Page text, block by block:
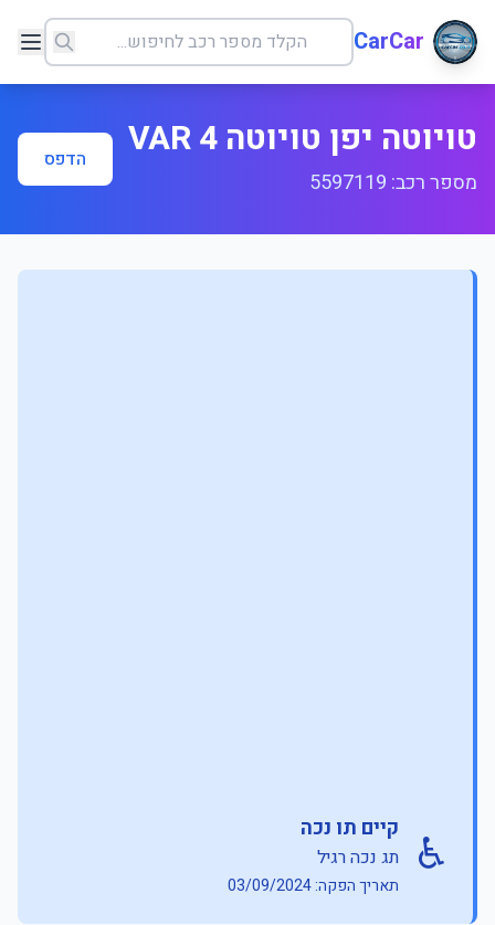
CarCar
טויוטה יפן טויוטה 4 VAR
מספר רכב: 5597119
הדפס
♿ קיים תו נכה
תג נכה רגיל
תאריך הפקה: 03/09/2024